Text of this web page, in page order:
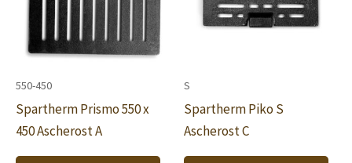
550-450
Spartherm Prismo 550 x
450 Ascherost A
S
Spartherm Piko S
Ascherost C